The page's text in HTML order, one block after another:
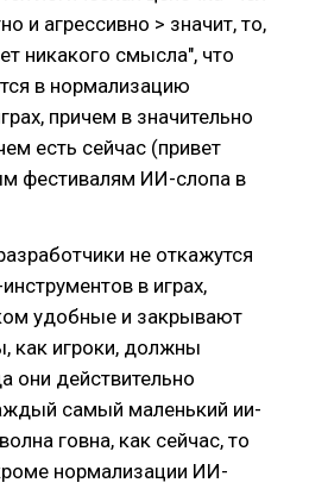
и агрессивно > значит, то,
никакого смысла", что
в нормализацию
причем в значительно
есть сейчас (привет
фестивалям ИИ-слопа в
не откажутся
в играх,
удобные и закрывают
как игроки, должны
они действительно
самый маленький ии-
говна, как сейчас, то
нормализации ИИ-